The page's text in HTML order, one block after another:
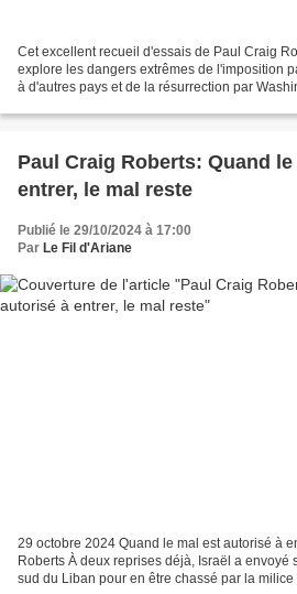
Cet excellent recueil d'essais de Paul Craig
explore les dangers extrêmes de l'imposition
à d'autres pays et de la résurrection par
Paul Craig Roberts: Quand le mal est autorisé à
entrer, le mal reste
Publié le 29/10/2024 à 17:00
Par Le Fil d'Ariane
29 octobre 2024 Quand le mal est autorisé à
Roberts À deux reprises déjà, Israël a envoyé
sud du Liban pour en être chassé par la